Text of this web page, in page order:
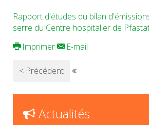
Rapport d'études du bilan
serre du Centre hospitalier de
Imprimer
E-mail
< Précédent
Actualités